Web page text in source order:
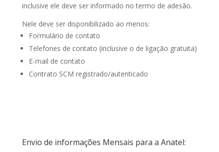
inclusive ele deve ser informado no termo de adesão.
Nele deve ser disponibilizado ao menos:
Formulário de contato
Telefones de contato (inclusive o de ligação gratuita)
E-mail de contato
Contrato SCM registrado/autenticado
Envio de informações Mensais para a Anatel: